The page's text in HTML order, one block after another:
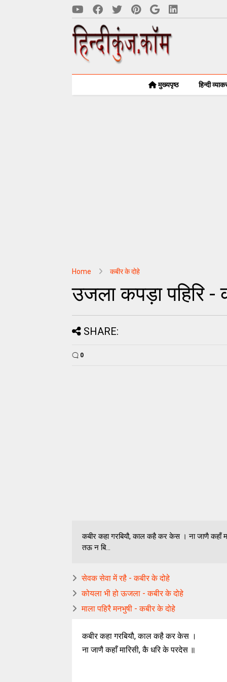
मुख्यपृष्ठ हिन्दी
Home कबीर के दोहे
उजला कपड़ा पहिरि -
SHARE:
0
कबीर कहा गरबियौ, काल कहै कर केस । ना जाणै कहाँ
तऊ न बि...
सेवक सेवा में रहै - कबीर के दोहे
कोयला भी हो ऊजला - कबीर के दोहे
माला पहिरै मनभुषी - कबीर के दोहे
कबीर कहा गरबियौ, काल कहै कर केस ।
ना जाणै कहाँ मारिसी, कै धरि के परदेस ॥